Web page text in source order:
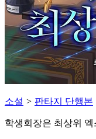
소설 > 판타지 단행본
학생회장은 최상위